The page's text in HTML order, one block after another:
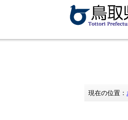
現在の位置：